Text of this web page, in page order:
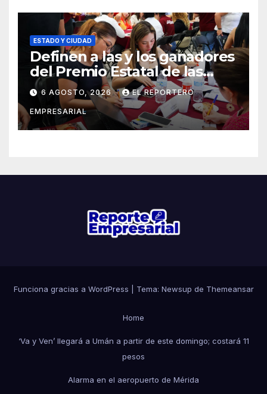
ESTADO Y CIUDAD
Definen a las y los ganadores
del Premio Estatal de las
Juventudes 2026
6 AGOSTO, 2026 EL REPORTERO
EMPRESARIAL
Funciona gracias a WordPress Tema: Newsup de Themeansar
Home
‘Va y Ven’ llegará a Umán a partir de este domingo; costará 11
pesos
Alarma en el aeropuerto de Mérida